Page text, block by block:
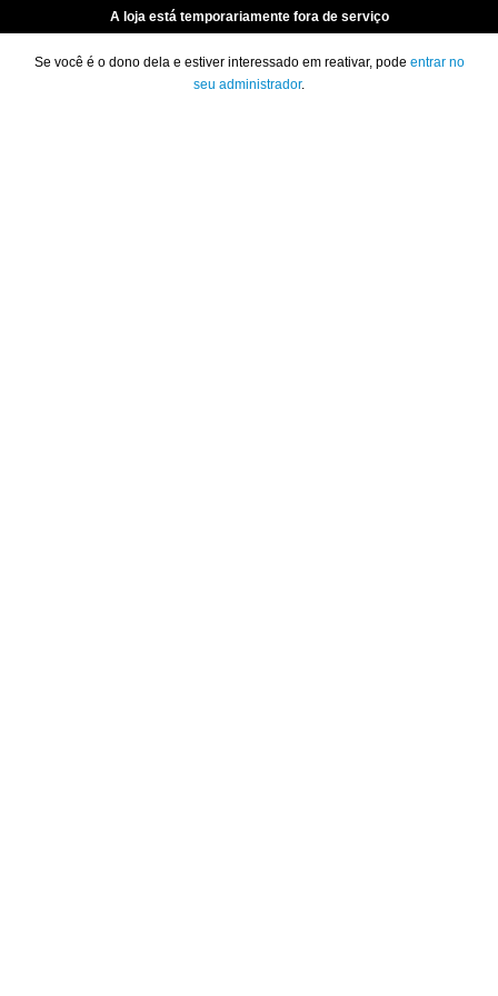
A loja está temporariamente fora de serviço
Se você é o dono dela e estiver interessado em reativar, pode entrar no
seu administrador.